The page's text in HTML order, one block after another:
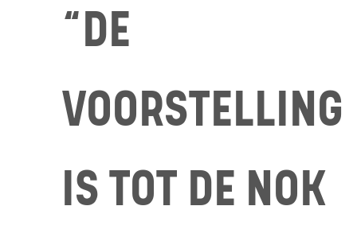
“DE
VOORSTELLING
IS TOT DE NOK